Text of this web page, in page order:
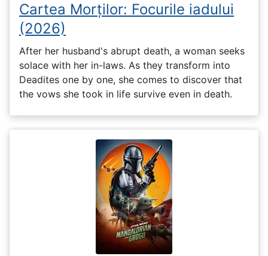
Cartea Morților: Focurile iadului
(2026)
After her husband's abrupt death, a woman seeks
solace with her in-laws. As they transform into
Deadites one by one, she comes to discover that
the vows she took in life survive even in death.